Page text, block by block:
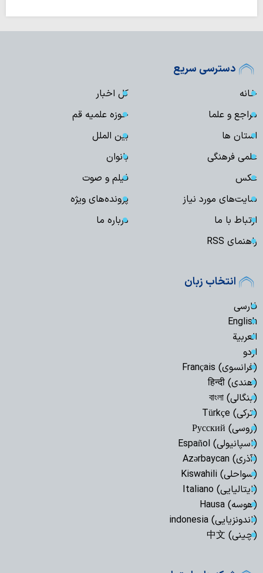
دسترسی سریع
خانه
کل اخبار
مراجع و علما
حوزه علمیه قم
استان ها
بین الملل
علمی فرهنگی
بانوان
عکس
فیلم و صوت
سایت‌های مورد نیاز
پرونده‌های ویژه
ارتباط با ما
درباره ما
راهنمای RSS
انتخاب زبان
فارسی
English
العربیة
اردو
(فرانسوی) Français
(هندی) हिन्दी
(بنگالی) বাংলা
(ترکی) Türkçe
(روسی) Русский
(اسپانیولی) Español
(آذری) Azərbaycan
(سواحلی) Kiswahili
(ایتالیایی) Italiano
(هوسه) Hausa
(اندونزیایی) indonesia
(چینی) 中文